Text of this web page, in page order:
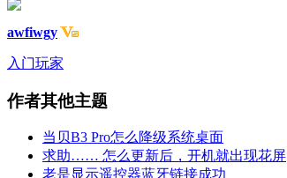
awfiwgy
入门玩家
作者其他主题
当贝B3 Pro怎么降级系统桌面
求助…… 怎么更新后，开机就出现花屏
老是显示遥控器蓝牙链接成功